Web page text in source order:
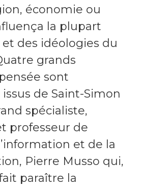
économie ou
la plupart
des idéologies du
grands
sont
de Saint-Simon
spécialiste,
professeur de
et de la
Pierre Musso qui,
paraître la